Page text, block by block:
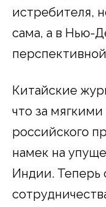
истребителя,
сама, а в Нью-
Китайские
что за
российского
намек на
Индии. Теперь